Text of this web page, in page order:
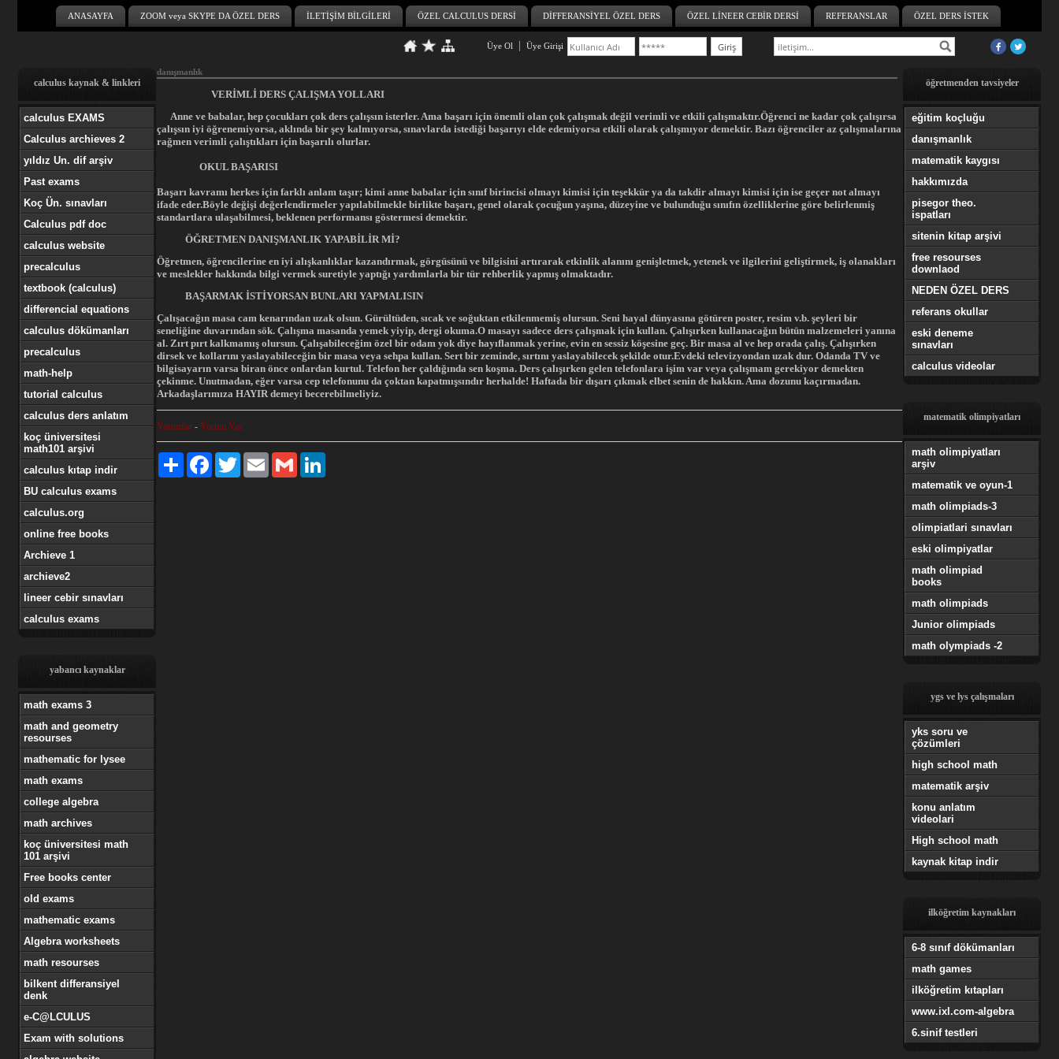
ANASAYFA ZOOM veya SKYPE DA ÖZEL DERS İLETİŞİM BİLGİLERİ ÖZEL CALCULUS DERSİ DİFFERANSİYEL ÖZEL DERS ÖZEL LİNEER CEBİR DERSİ REFERANSLAR ÖZEL DERS İSTEK
Üye Ol Üye Girişi
calculus kaynak & linkleri
calculus EXAMS
Calculus archieves 2
yıldız Un. dif arşiv
Past exams
Koç Ün. sınavları
Calculus pdf doc
calculus website
precalculus
textbook (calculus)
differencial equations
calculus dökümanları
precalculus
math-help
tutorial calculus
calculus ders anlatım
koç üniversitesi
math101 arşivi
calculus kıtap indir
BU calculus exams
calculus.org
online free books
Archieve 1
archieve2
lineer cebir sınavları
calculus exams
yabancı kaynaklar
math exams 3
math and geometry
resourses
mathematic for lysee
math exams
college algebra
math archives
koç üniversitesi math
101 arşivi
Free books center
old exams
mathematic exams
Algebra worksheets
math resourses
bilkent differansiyel
denk
e-C@LCULUS
Exam with solutions
danışmanlık
VERİMLİ DERS ÇALIŞMA YOLLARI
Anne ve babalar, hep çocukları çok ders çalışsın isterler. Ama başarı için önemli olan çok çalışmak değil verimli ve etkili çalışmaktır.Öğrenci ne kadar çok çalışırsa
çalışsın iyi öğrenemiyorsa, aklında bir şey kalmıyorsa, sınavlarda istediği başarıyı elde edemiyorsa etkili olarak çalışmıyor demektir. Bazı öğrenciler az çalışmalarına
rağmen verimli çalıştıkları için başarılı olurlar.
OKUL BAŞARISI
Başarı kavramı herkes için farklı anlam taşır; kimi anne babalar için sınıf birincisi olmayı kimisi için teşekkür ya da takdir almayı kimisi için ise geçer not almayı
ifade eder.Böyle değişi değerlendirmeler yapılabilmekle birlikte başarı, genel olarak çocuğun yaşına, düzeyine ve bulunduğu sınıfın özelliklerine göre belirlenmiş
standartlara ulaşabilmesi, beklenen performansı göstermesi demektir.
ÖĞRETMEN DANIŞMANLIK YAPABİLİR Mİ?
Öğretmen, öğrencilerine en iyi alışkanlıklar kazandırmak, görgüsünü ve bilgisini artırarak etkinlik alanını genişletmek, yetenek ve ilgilerini geliştirmek, iş olanakları
ve meslekler hakkında bilgi vermek suretiyle yaptığı yardımlarla bir tür rehberlik yapmış olmaktadır.
BAŞARMAK İSTİYORSAN BUNLARI YAPMALISIN
Çalışacağın masa cam kenarından uzak olsun. Gürültüden, sıcak ve soğuktan etkilenmemiş olursun. Seni hayal dünyasına götüren poster, resim v.b. şeyleri bir
seneliğine duvarından sök. Çalışma masanda yemek yiyip, dergi okuma.O masayı sadece ders çalışmak için kullan. Çalışırken kullanacağın bütün malzemeleri yanına
al. Zırt pırt kalkmamış olursun. Çalışabileceğim özel bir odam yok diye hayıflanmak yerine, evin en sessiz köşesine geç. Bir masa al ve hep orada çalış. Çalışırken
dirsek ve kollarını yaslayabileceğin bir masa veya sehpa kullan. Sert bir zeminde, sırtını yaslayabilecek şekilde otur.Evdeki televizyondan uzak dur. Odanda TV ve
bilgisayarın varsa biran önce onlardan kurtul. Telefon her çaldığında sen koşma. Ders çalışırken gelen telefonlara işim var veya çalışmam gerekiyor demekten
çekinme. Unutmadan, eğer varsa cep telefonunu da çoktan kapatmışsındır herhalde! Haftada bir dışarı çıkmak elbet senin de hakkın. Ama dozunu kaçırmadan.
Arkadaşlarımıza HAYIR demeyi becerebilmeliyiz.
Yorumlar - Yorum Yaz
Paylaş FacebookTwitter Email Gmail
öğretmenden tavsiyeler
eğitim koçluğu
danışmanlık
matematik kaygısı
hakkımızda
pisegor theo.
ispatları
sitenin kitap arşivi
free resourses
downlaod
NEDEN ÖZEL DERS
referans okullar
eski deneme
sınavları
calculus videolar
matematik olimpiyatları
math olimpiyatları
arşiv
matematik ve oyun-1
math olimpiads-3
olimpiatlari sınavları
eski olimpiyatlar
math olimpiad
books
math olimpiads
Junior olimpiads
math olympiads -2
ygs ve lys çalışmaları
yks soru ve
çözümleri
high school math
matematik arşiv
konu anlatım
videolari
High school math
kaynak kitap indir
ilköğretim kaynakları
6-8 sınıf dökümanları
math games
ilköğretim kıtapları
www.ixl.com-algebra
6.sinif testleri